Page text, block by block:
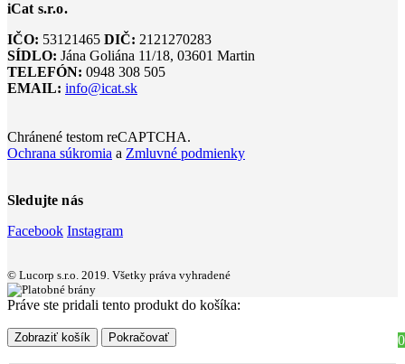
iCat s.r.o.
IČO: 53121465 DIČ: 2121270283
SÍDLO: Jána Goliána 11/18, 03601 Martin
TELEFÓN: 0948 308 505
EMAIL: info@icat.sk
Chránené testom reCAPTCHA.
Ochrana súkromia a Zmluvné podmienky
Sledujte nás
Facebook Instagram
© Lucorp s.r.o. 2019. Všetky práva vyhradené
Práve ste pridali tento produkt do košíka:
Zobraziť košík Pokračovať 0